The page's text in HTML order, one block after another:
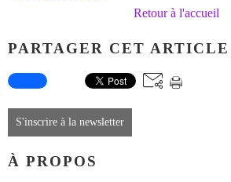
Retour à l'accueil
PARTAGER CET ARTICLE
S'inscrire à la newsletter
À PROPOS